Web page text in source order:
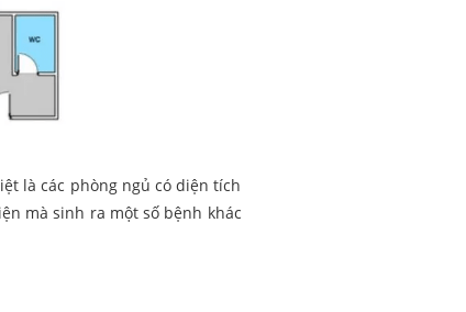
là các phòng ngủ có diện tích
mà sinh ra một số bệnh khác